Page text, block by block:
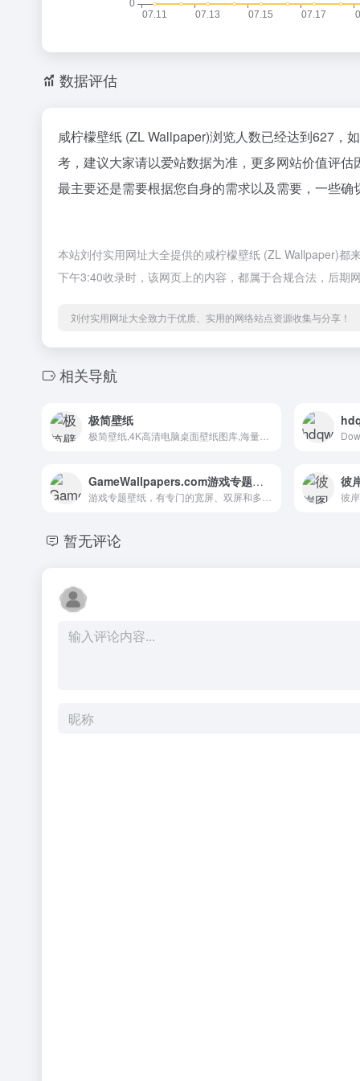
数据评估
咸柠檬壁纸 (ZL Wallpaper)浏览人数已经达到627，
考，建议大家请以爱站数据为准，更多网站价值评
最主要还是需要根据您自身的需求以及需要，一些
本站刘付实用网址大全提供的咸柠檬壁纸 (ZL Wallpaper)都
下午3:40收录时，该网页上的内容，都属于合规合法，后期
刘付实用网址大全致力于优质、实用的网络站点资源收集与分享！
相关导航
极简壁纸
GameWallpapers.com游戏专题壁纸 彼
暂无评论